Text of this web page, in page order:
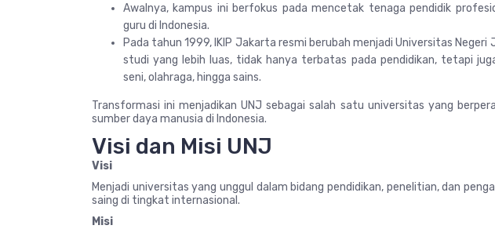
Awalnya, kampus ini berfokus pada mencetak tenaga pendidik
guru di Indonesia.
Pada tahun 1999, IKIP Jakarta resmi berubah menjadi Universitas
studi yang lebih luas, tidak hanya terbatas pada pendidikan, tetapi
seni, olahraga, hingga sains.
Transformasi ini menjadikan UNJ sebagai salah satu universitas yang
sumber daya manusia di Indonesia.
Visi dan Misi UNJ
Visi
Menjadi universitas yang unggul dalam bidang pendidikan, penelitian, dan
saing di tingkat internasional.
Misi